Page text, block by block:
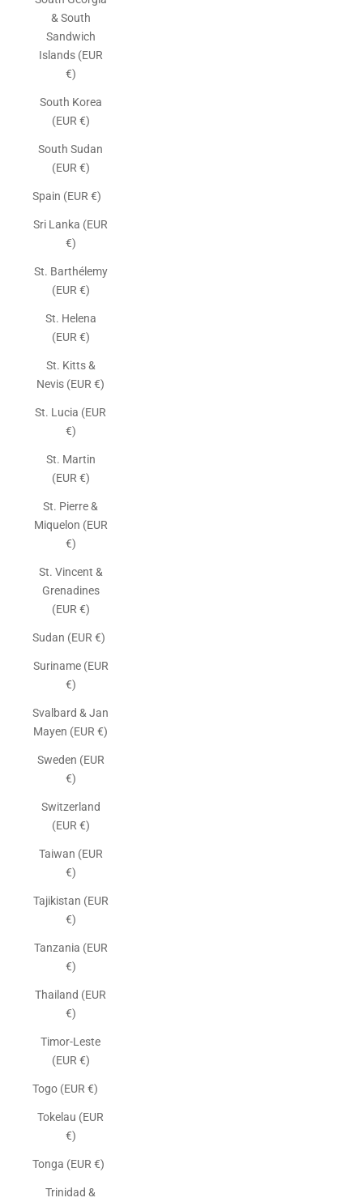
& South
Sandwich
Islands (EUR
€)
South Korea
(EUR €)
South Sudan
(EUR €)
Spain (EUR €)
Sri Lanka (EUR
€)
St. Barthélemy
(EUR €)
St. Helena
(EUR €)
St. Kitts &
Nevis (EUR €)
St. Lucia (EUR
€)
St. Martin
(EUR €)
St. Pierre &
Miquelon (EUR
€)
St. Vincent &
Grenadines
(EUR €)
Sudan (EUR €)
Suriname (EUR
€)
Svalbard & Jan
Mayen (EUR €)
Sweden (EUR
€)
Switzerland
(EUR €)
Taiwan (EUR
€)
Tajikistan (EUR
€)
Tanzania (EUR
€)
Thailand (EUR
€)
Timor-Leste
(EUR €)
Togo (EUR €)
Tokelau (EUR
€)
Tonga (EUR €)
Trinidad &